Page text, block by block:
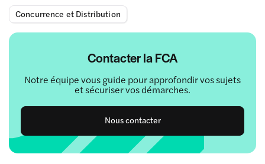
Concurrence et Distribution
Contacter la FCA
Notre équipe vous guide pour approfondir vos sujets
et sécuriser vos démarches.
Nous contacter